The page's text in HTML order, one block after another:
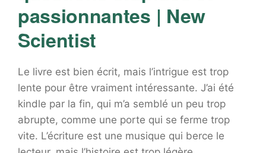
passionnantes | New
Scientist
Le livre est bien écrit, mais l’intrigue est trop
lente pour être vraiment intéressante. J’ai été
kindle par la fin, qui m’a semblé un peu trop
abrupte, comme une porte qui se ferme trop
vite. L’écriture est une musique qui berce le